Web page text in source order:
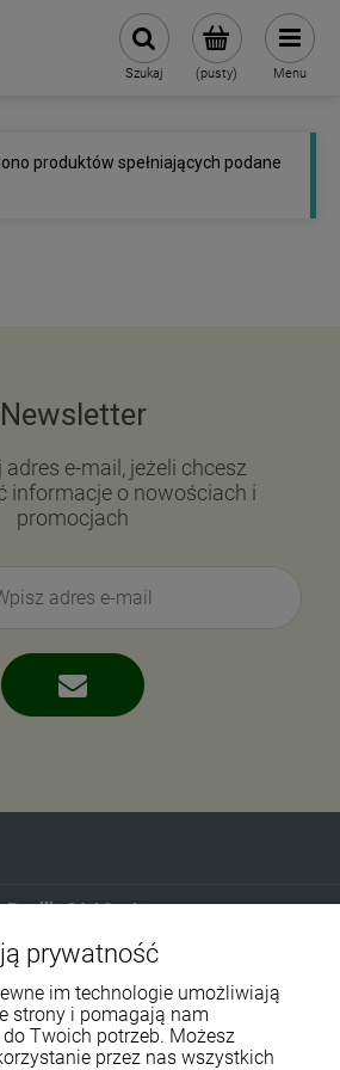
(pusty)
Szukaj Menu
produktów spełniających podane
Newsletter
e-mail, jeżeli chcesz
informacje o nowościach i
promocjach
Familia GAJ Sp.Jawna
Gdańska 60
90-616 Łódź
790 727 174
prywatność
im technologie umożliwiają
strony i pomagają nam
Twoich potrzeb. Możesz
przez nas wszystkich